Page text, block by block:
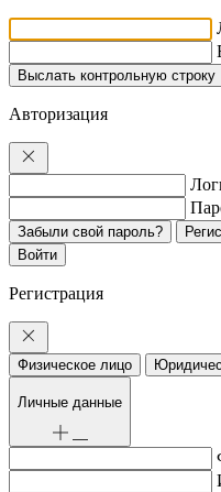
Авторизация
Забыли свой пароль?
Регистрация
Физическое лицо
Личные данные